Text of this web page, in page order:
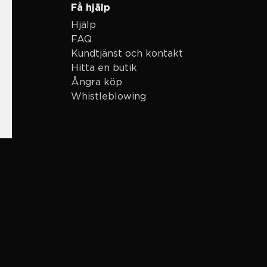
Få hjälp
Hjälp
FAQ
Kundtjänst och kontakt
Hitta en butik
Ångra köp
Whistleblowing